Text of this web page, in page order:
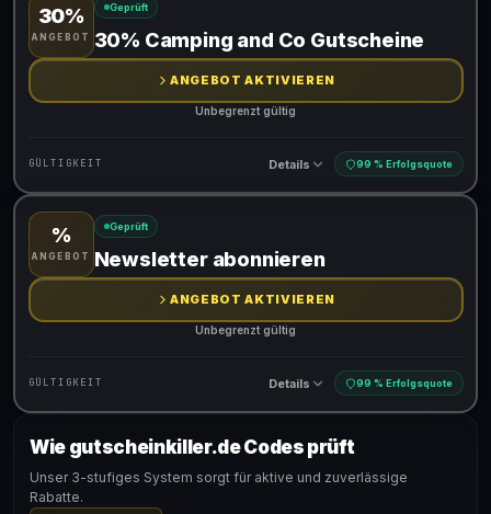
Gültig für teilnehmende Produkte
30%
ANGEBOT
Geprüft
30% Camping and Co Gutscheine
ANGEBOT AKTIVIEREN
Unbegrenzt gültig
GÜLTIGKEIT Details 99 % Erfolgsquote
Gültig für teilnehmende Produkte
%
ANGEBOT
Geprüft
Newsletter abonnieren
ANGEBOT AKTIVIEREN
Unbegrenzt gültig
GÜLTIGKEIT Details 99 % Erfolgsquote
Gültig für teilnehmende Produkte
Wie gutscheinkiller.de Codes prüft
Unser 3-stufiges System sorgt für aktive und zuverlässige
Rabatte.